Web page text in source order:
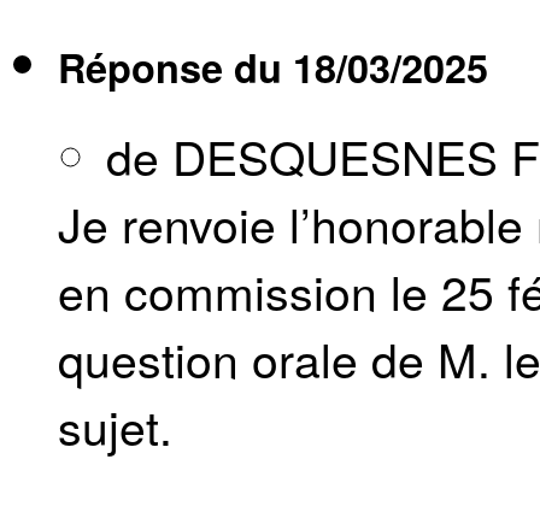
Réponse du 18/03/2025
de DESQUESNES
Je renvoie
en commission le 25
question orale de M.
sujet.